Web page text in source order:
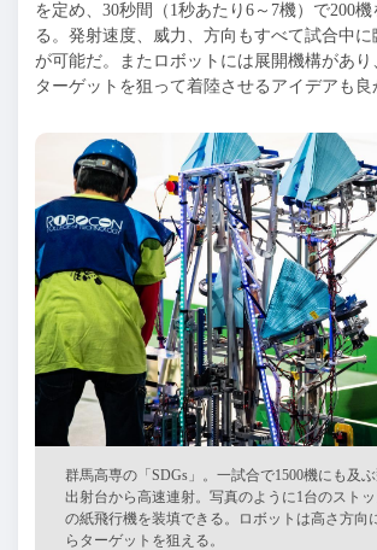
を定め、30秒間（1秒あたり6～7機）で200
る。発射速度、威力、方向もすべて試合中
が可能だ。またロボットには展開機構があり
ターゲットを狙って着陸させるアイデアも良
群馬高専の「SDGs」。一試合で1500機にも及
出射台から高速連射。写真のように1台のスト
の紙飛行機を装填できる。ロボットは高さ方向
らターゲットを狙える。